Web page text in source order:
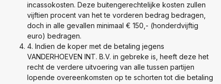
incassokosten. Deze buitengerechtelijke kosten zullen
vijftien procent van het te vorderen bedrag bedragen,
doch in alle gevallen minimaal € 150,- (honderdvijftig
euro) bedragen.
4. Indien de koper met de betaling jegens
VANDERHOEVEN INT. B.V. in gebreke is, heeft deze het
recht de verdere uitvoering van alle tussen partijen
lopende overeenkomsten op te schorten tot die betaling